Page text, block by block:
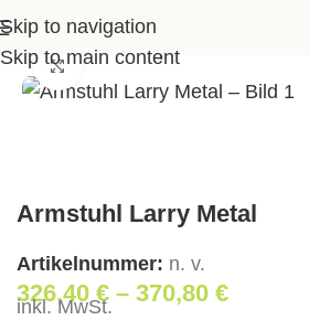
Skip to navigation
Skip to main content
Startseite>Shop>
Klick zum Vergrößern
Armstuhl Larry Metal
Artikelnummer: n. v.
326,40€ – 370,80 €
inkl. MwSt.